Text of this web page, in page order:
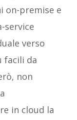
on-premise e
service
verso
facili da
non
in cloud la